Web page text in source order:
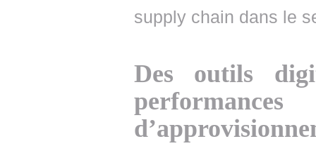
supply chain dans le
Des outils